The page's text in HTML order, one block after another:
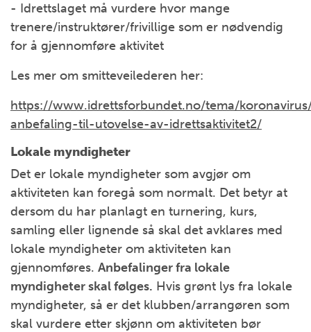
- Idrettslaget må vurdere hvor mange
trenere/instruktører/frivillige som er nødvendig
for å gjennomføre aktivitet
Les mer om smitteveilederen her:
https://www.idrettsforbundet.no/tema/
anbefaling-til-utovelse-av-idrettsaktivitet2/
Lokale myndigheter
Det er lokale myndigheter som avgjør om
aktiviteten kan foregå som normalt. Det betyr at
dersom du har planlagt en turnering, kurs,
samling eller lignende så skal det avklares med
lokale myndigheter om aktiviteten kan
gjennomføres. Anbefalinger fra lokale
myndigheter skal følges. Hvis grønt lys fra lokale
myndigheter, så er det klubben/arrangøren som
skal vurdere etter skjønn om aktiviteten bør